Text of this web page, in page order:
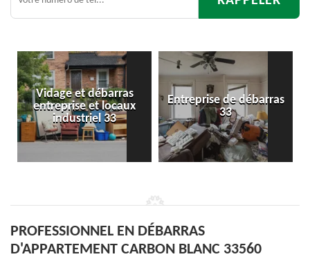
locaux
33
Entreprise de débarras
33
Débarras
d'appartement
PROFESSIONNEL EN DÉBARRAS
D'APPARTEMENT CARBON BLANC 33560